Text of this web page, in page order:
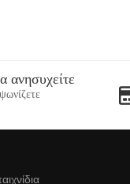
ανησυχείτε